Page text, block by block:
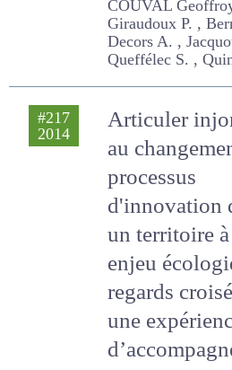
Coeurdassier M. ,
Geoffroy,
Berny P. , Decors
Jacquot M. ,
Quintaine T.
#217
Articuler
au
processus
d'innovation
un territoire
enjeu
regards
une